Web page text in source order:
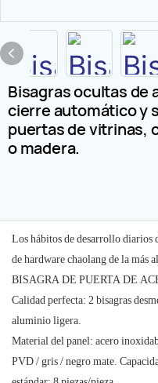
Bisagras ocultas de
cierre automático y
puertas de vitrinas,
o madera.
Los hábitos de desarrollo diarios
de hardware chaolang de la más
BISAGRA DE PUERTA DE
Calidad perfecta: 2 bisagras
aluminio ligera.
Material del panel: acero
PVD / gris / negro mate.